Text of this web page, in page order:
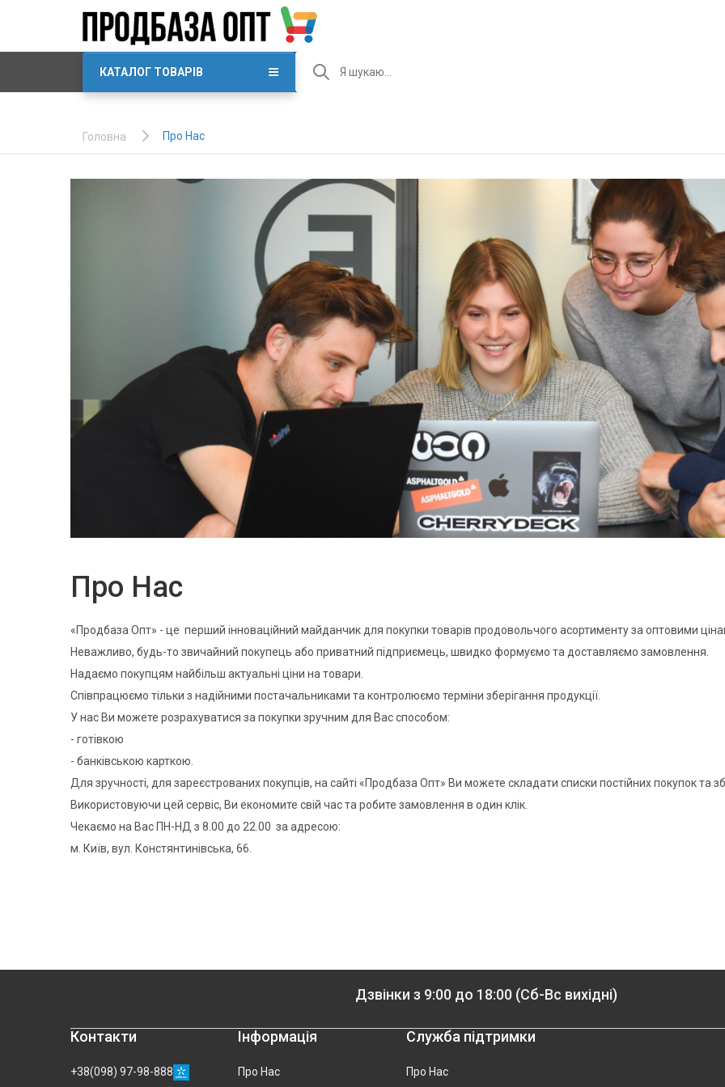
КАТАЛОГ ТОВАРІВ
Головна Про Нас
Про Нас
«Продбаза Опт» - це перший інноваційний майданчик для покупки товарів продовольчого асортименту за оптовими
Неважливо, будь-то звичайний покупець або приватний підприємець, швидко формуємо та доставляємо замовлення.
Надаємо покупцям найбільш актуальні ціни на товари.
Співпрацюємо тільки з надійними постачальниками та контролюємо терміни зберігання продукції.
У нас Ви можете розрахуватися за покупки зручним для Вас способом:
- готівкою
- банківською карткою.
Для зручності, для зареєстрованих покупців, на сайті «Продбаза Опт» Ви можете складати списки постійних покупок та
Використовуючи цей сервіс, Ви економите свій час та робите замовлення в один клік.
Чекаємо на Вас ПН-НД з 8.00 до 22.00 за адресою:
м. Київ, вул. Констянтинівська, 66.
Дзвінки з 9:00 до 18:00 (Сб-Вс вихідні)
Контакти
+38(098) 97-98-888
Інформація
Про Нас
Служба підтримки
Про Нас